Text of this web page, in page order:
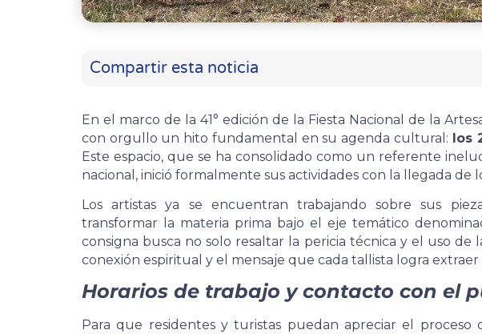
Compartir esta noticia
En el marco de la 41° edición de la Fiesta Nacional de la
con orgullo un hito fundamental en su agenda cultural: los
Este espacio, que se ha consolidado como un referente
nacional, inició formalmente sus actividades con la llegada de
Los artistas ya se encuentran trabajando sobre sus
transformar la materia prima bajo el eje temático
consigna busca no solo resaltar la pericia técnica y el uso de
conexión espiritual y el mensaje que cada tallista logra extraer
Horarios de trabajo y contacto con el
Para que residentes y turistas puedan apreciar el proceso